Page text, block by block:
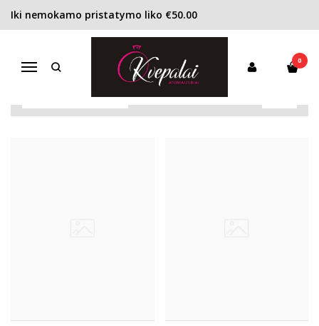
Iki nemokamo pristatymo liko €50.00
Navigacija
0
NISHANE
Pirkite pagal gamintoją